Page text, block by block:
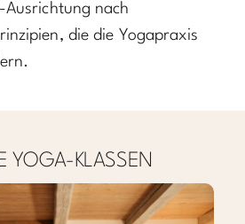
nach
die die Yogapraxis
YOGA-KLASSEN